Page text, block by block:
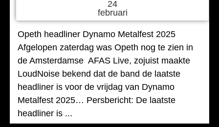
24
februari
Opeth headliner Dynamo Metalfest 2025
Afgelopen zaterdag was Opeth nog te zien in
de Amsterdamse AFAS Live, zojuist maakte
LoudNoise bekend dat de band de laatste
headliner is voor de vrijdag van Dynamo
Metalfest 2025… Persbericht: De laatste
headliner is ...